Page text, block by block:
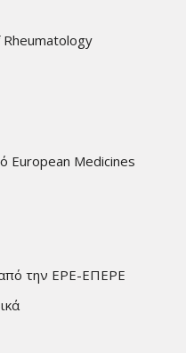
Rheumatology
European Medicines
από την ΕΡΕ-ΕΠΕΡΕ